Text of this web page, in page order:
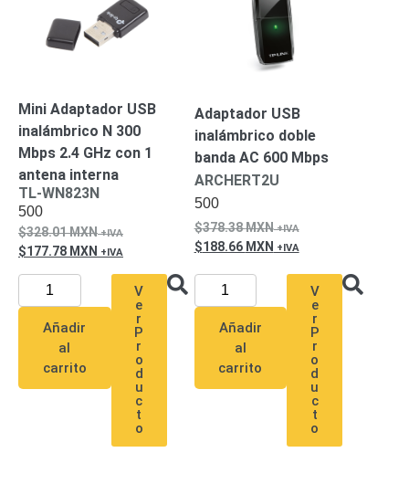
BateríasFuentes
de
Alimentación
con
RespaldoInyectores
PoEPDUPlantas
de
de Largo
Alcance UPS
- No Break
Sistemas
Completos
Megapixel
TurboHD
de 4
TurboHD
Mini Adaptador USB
inalámbrico N 300
Mbps 2.4 GHz con 1
antena interna
TL-WN823N
500
328.01MXN
177.78 MXN
Añadir
al
carrito
V
e
r
P
r
o
d
u
c
t
o
Adaptador USB
inalámbrico doble
banda AC 600 Mbps
ARCHERT2U
500
378.38MXN
188.66 MXN
Añadir
al
carrito
V
e
r
P
r
o
d
u
c
t
o